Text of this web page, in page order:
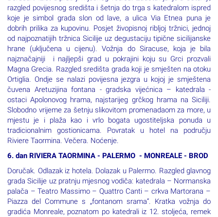
Doručak. Izlet u pratnji mjesnog vodiča. Zaustavljanje u Cataniji,
razgled povijesnog središta i šetnja do trga s katedralom ispred
koje je simbol grada slon od lave, a ulica Via Etnea puna je
dobrih prilika za kupovinu. Posjet živopisnoj ribljoj tržnici, jednoj
od najpoznatijih tržnica Sicilije uz degustaciju tipične sicilijanske
hrane (uključena u cijenu). Vožnja do Siracuse, koja je bila
najznačajniji i najljepši grad u pokrajini koju su Grci prozvali
Magna Grecia. Razgled središta grada koji je smješten na otoku
Ortiglia. Ondje se nalazi povijesna jezgra u kojoj je smještena
čuvena Aretuzijina fontana - gradska vijećnica – katedrala -
ostaci Apolonovog hrama, najstarijeg grčkog hrama na Siciliji.
Slobodno vrijeme za šetnju slikovitom promenadaom za more, u
mjestu je i plaža kao i vrlo bogata ugostiteljska ponuda u
tradicionalnim gostionicama. Povratak u hotel na području
Doručak. Odlazak iz hotela. Dolazak u Palermo. Razgled glavnog
grada Sicilije uz pratnju mjesnog vodiča: katedrala – Normanska
palača – Teatro Massimo – Quattro Canti – crkva Martorana –
Piazza del Commune s „fontanom srama“. Kratka vožnja do